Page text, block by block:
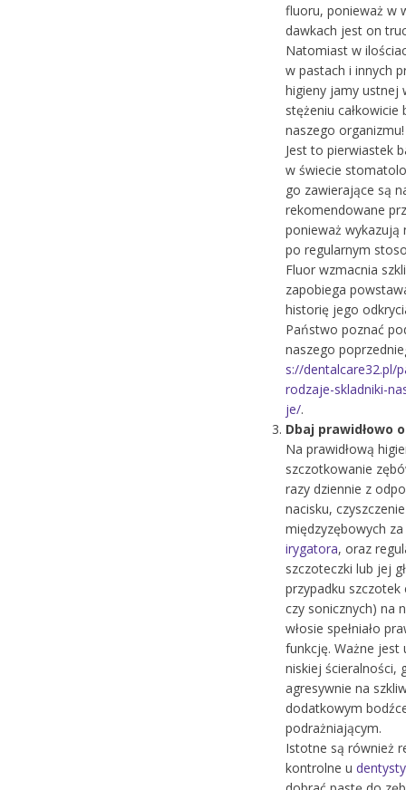
fluoru, ponieważ w
dawkach jest on
Natomiast w
w pastach i innych
higieny jamy ustnej
stężeniu całkowicie
naszego organizmu!
Jest to pierwiastek
w świecie
go zawierające są
rekomendowane
ponieważ wykazują
po regularnym
Fluor wzmacnia
zapobiega
historię jego
Państwo poznać
naszego
s://dentalcare32.pl/
rodzaje-skladniki-
je/.
Dbaj prawidłowo
Na prawidłową
szczotkowanie
razy dziennie z
nacisku,
międzyzębowych
irygatora, oraz
szczoteczki lub jej
przypadku szczotek
czy sonicznych) na
włosie spełniało
funkcję. Ważne jest
niskiej ścieralności,
agresywnie na
dodatkowym
podrażniającym.
Istotne są również
kontrolne u dentysty